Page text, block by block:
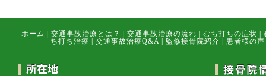
ホーム 交通事故治療とは？ 交通事故治療の流れ むち打ちの症状
ち打ち治療
交通事故治療Q&A 監修接骨院紹介 患者様の声